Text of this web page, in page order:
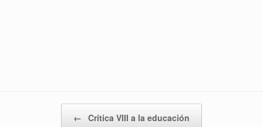
← Crítica VIII a la educación